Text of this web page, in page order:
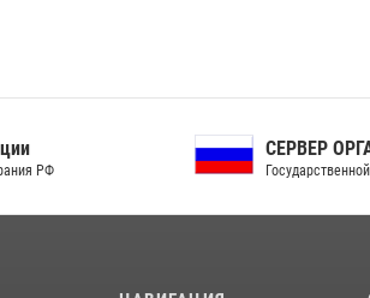
СЕРВЕР ОРГАНОВ
Государственной власти РФ